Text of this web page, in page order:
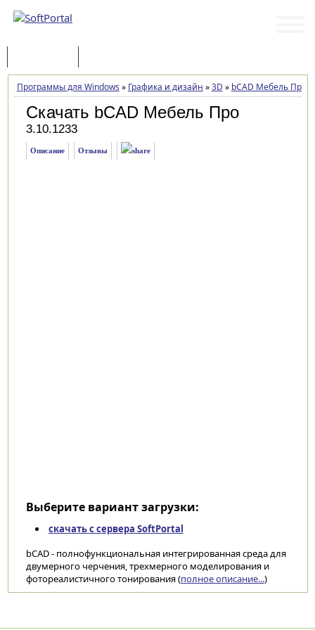
Программы для Windows » Графика и дизайн »3D » bCAD Мебель Про
Скачать bCAD Мебель Про
3.10.1233
Описание Отзывы
Выберите вариант загрузки:
скачать с сервера SoftPortal
bCAD - полнофункциональная интегрированная среда для
двумерного черчения, трехмерного моделирования и
фотореалистичного тонирования (полное описание...)